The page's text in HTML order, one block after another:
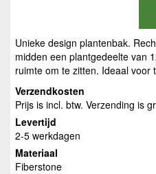
Unieke design plantenbak.
midden een plantgedeelte van
ruimte om te zitten. Ideaal voor
Verzendkosten
Prijs is incl. btw. Verzending is
Levertijd
2-5 werkdagen
Materiaal
Fiberstone